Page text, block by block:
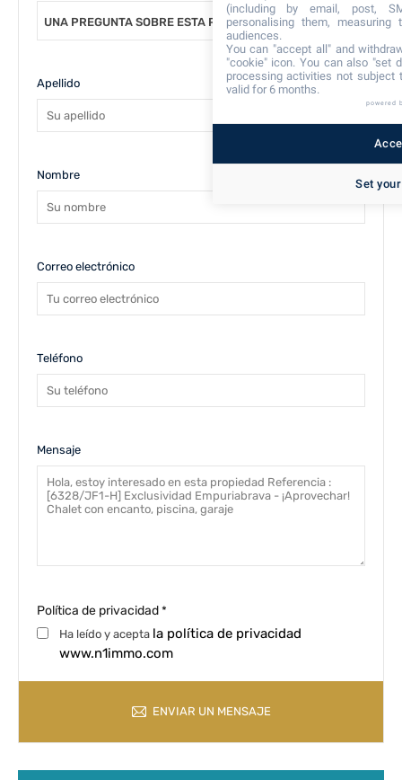
UNA PREGUNTA SOBRE ESTA PROPIEDAD
Apellido
Nombre
Correo electrónico
Teléfono
Mensaje
Política de privacidad *
Ha leído y acepta la política de privacidad
www.n1immo.com
ENVIAR UN MENSAJE
(including by email, post,
personalising them, measuring
audiences.
You can "accept all" and
"cookie" icon. You can also "set
processing activities not subject
valid for 6 months.
powered
Set